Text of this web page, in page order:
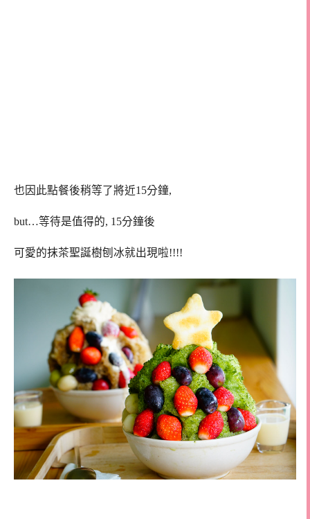
也因此點餐後稍等了將近15分鐘,
but…等待是值得的, 15分鐘後
可愛的抹茶聖誕樹刨冰就出現啦!!!!